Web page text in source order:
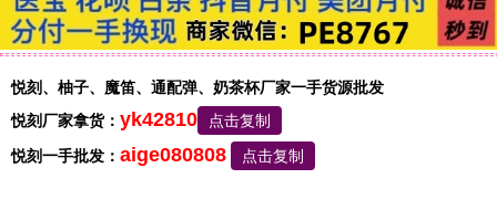
悦刻、柚子、魔笛、通配弹、奶茶杯厂家一手货源批发
悦刻厂家拿货： yk42810
点击复制
悦刻一手批发： aige080808 点击复制